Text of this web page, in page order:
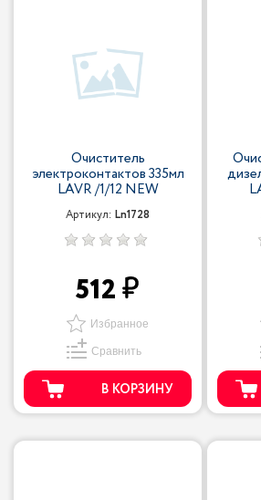
Очиститель
электроконтактов 335мл
LAVR /1/12 NEW
Артикул: Ln1728
512
Избранное
Сравнить
В КОРЗИНУ